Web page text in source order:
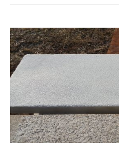
Kamenné dlažby a obklady
Doplnkový sortiment
Výrobky z kameňa
Kamenné bloky
Creative Floor
Terazzo
ZÁKAZKY NA MIERU
O NÁS
NOVINKY